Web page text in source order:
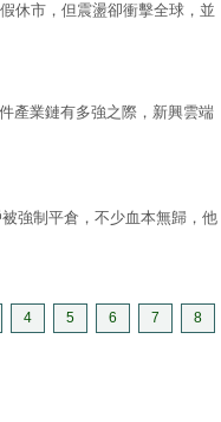
休市，但震盪卻衝擊全球，並
產業鏈有多強之際，新興雲端
強制平倉，不少血本無歸，他
4 5 6 7 8